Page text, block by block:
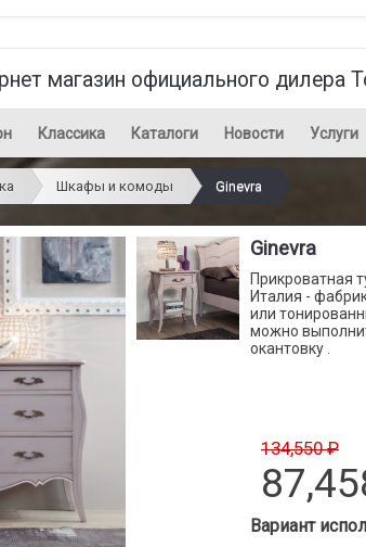
магазин официального дилера
Классика Каталоги Новости Услуги
Шкафы и комоды Ginevra
Ginevra
Прикроватная
Италия -
или
можно
окантовку .
134,550 ₽
Вариант